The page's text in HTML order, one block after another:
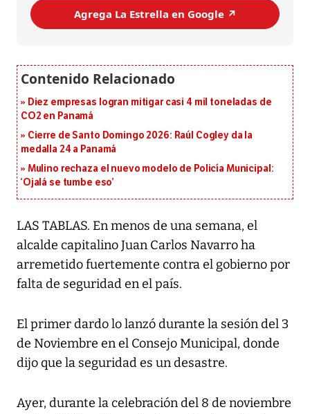
Agrega La Estrella en Google ↗️
Diez empresas logran mitigar casi 4 mil toneladas de
CO2 en Panamá
Cierre de Santo Domingo 2026: Raúl Cogley da la
medalla 24 a Panamá
Mulino rechaza el nuevo modelo de Policía Municipal:
‘Ojalá se tumbe eso’
LAS TABLAS. En menos de una semana, el
alcalde capitalino Juan Carlos Navarro ha
arremetido fuertemente contra el gobierno por
falta de seguridad en el país.
El primer dardo lo lanzó durante la sesión del 3
de Noviembre en el Consejo Municipal, donde
dijo que la seguridad es un desastre.
Ayer, durante la celebración del 8 de noviembre